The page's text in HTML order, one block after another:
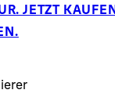
JETZT